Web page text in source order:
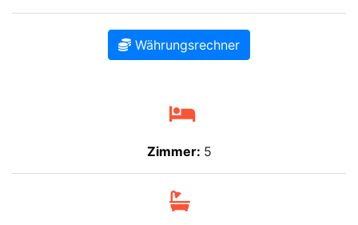
Währungsrechner
Zimmer: 5